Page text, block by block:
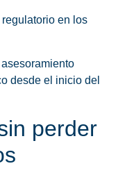
en los
desde el inicio del
perder